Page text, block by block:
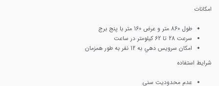
امکانات
طول 860 متر و عرض 160 متر با پنج برج
سرعت 28 تا 62 كيلومتر در ساعت
امكان سرويس دهي به 12 نفر به طور همزمان
شرایط استفاده
عدم محدودیت سنی